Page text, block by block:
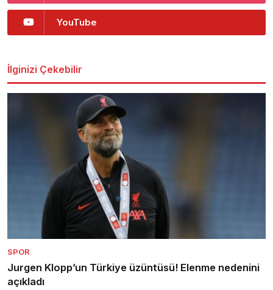
YouTube
İlginizi Çekebilir
SPOR
Jurgen Klopp’un Türkiye üzüntüsü! Elenme nedenini
açıkladı